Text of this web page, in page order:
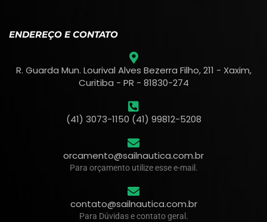
ENDEREÇO E CONTATO
R. Guarda Mun. Lourival Alves Bezerra Filho, 211 - Xaxim,
Curitiba - PR - 81830-274
(41) 3073-1150 (41) 99812-5208
orcamento@sailnautica.com.br
Para orçamento utilize esse e-mail.
contato@sailnautica.com.br
Para Dúvidas e contato geral.